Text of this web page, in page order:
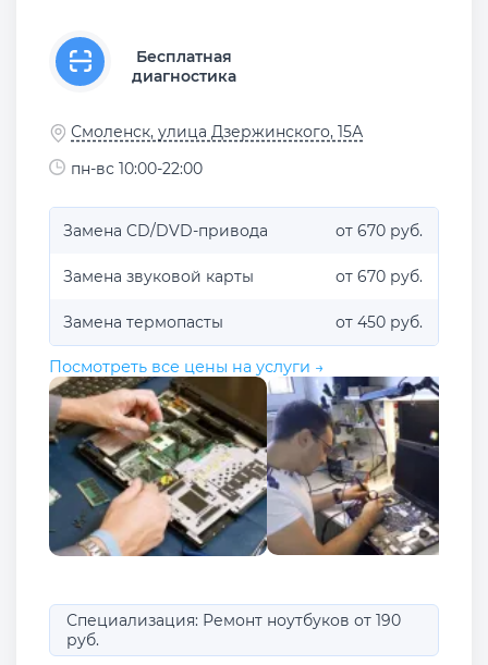
Бесплатная
диагностика
Смоленск, улица Дзержинского, 15А
пн-вс 10:00-22:00
Замена CD/DVD-привода от 670 руб.
Замена звуковой карты от 670 руб.
Замена термопасты от 450 руб.
Посмотреть все цены на услуги →
Специализация: Ремонт ноутбуков от 190
руб.